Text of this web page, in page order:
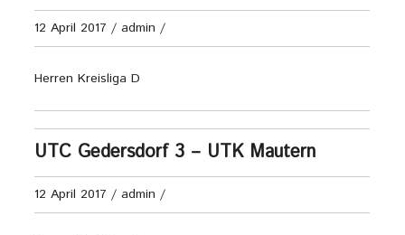
12 April 2017 / admin /
Herren Kreisliga D
UTC Gedersdorf 3 – UTK Mautern
12 April 2017 / admin /